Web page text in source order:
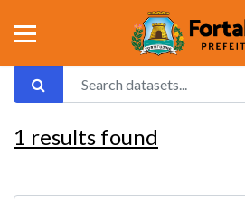
1 results found